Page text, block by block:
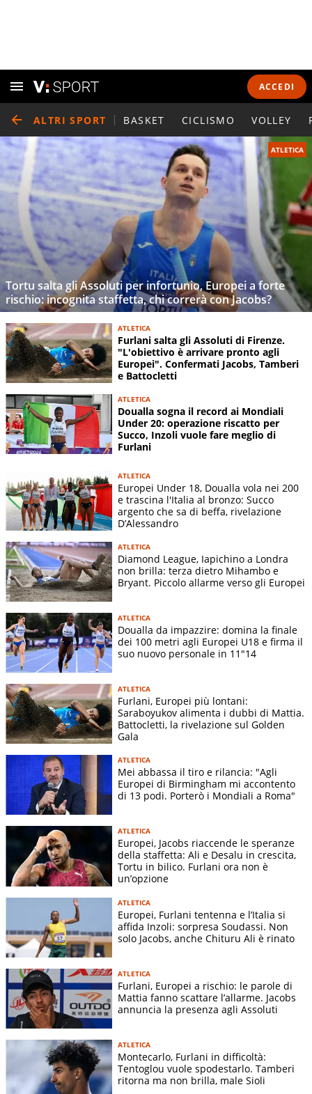
ACCEDI
ALTRI SPORT BASKET CICLISMO VOLLEY
ATLETICA
Tortu salta gli Assoluti per infortunio, Europei a forte
rischio: incognita staffetta, chi correrà con Jacobs?
ATLETICA
Furlani salta gli Assoluti di Firenze.
"L'obiettivo è arrivare pronto agli
Europei". Confermati Jacobs, Tamberi
e Battocletti
ATLETICA
Doualla sogna il record ai Mondiali
Under 20: operazione riscatto per
Succo, Inzoli vuole fare meglio di
Furlani
ATLETICA
Europei Under 18, Doualla vola nei 200
e trascina l'Italia al bronzo: Succo
argento che sa di beffa, rivelazione
D’Alessandro
ATLETICA
Diamond League, Iapichino a Londra
non brilla: terza dietro Mihambo e
Bryant. Piccolo allarme verso gli Europei
ATLETICA
Doualla da impazzire: domina la finale
dei 100 metri agli Europei U18 e firma il
suo nuovo personale in 11"14
ATLETICA
Furlani, Europei più lontani:
Saraboyukov alimenta i dubbi di Mattia.
Battocletti, la rivelazione sul Golden
Gala
ATLETICA
Mei abbassa il tiro e rilancia: "Agli
Europei di Birmingham mi accontento
di 13 podi. Porterò i Mondiali a Roma"
ATLETICA
Europei, Jacobs riaccende le speranze
della staffetta: Ali e Desalu in crescita,
Tortu in bilico. Furlani ora non è
un’opzione
ATLETICA
Europei, Furlani tentenna e l’Italia si
affida Inzoli: sorpresa Soudassi. Non
solo Jacobs, anche Chituru Ali è rinato
ATLETICA
Furlani, Europei a rischio: le parole di
Mattia fanno scattare l’allarme. Jacobs
annuncia la presenza agli Assoluti
ATLETICA
Montecarlo, Furlani in difficoltà:
Tentoglou vuole spodestarlo. Tamberi
ritorna ma non brilla, male Sioli